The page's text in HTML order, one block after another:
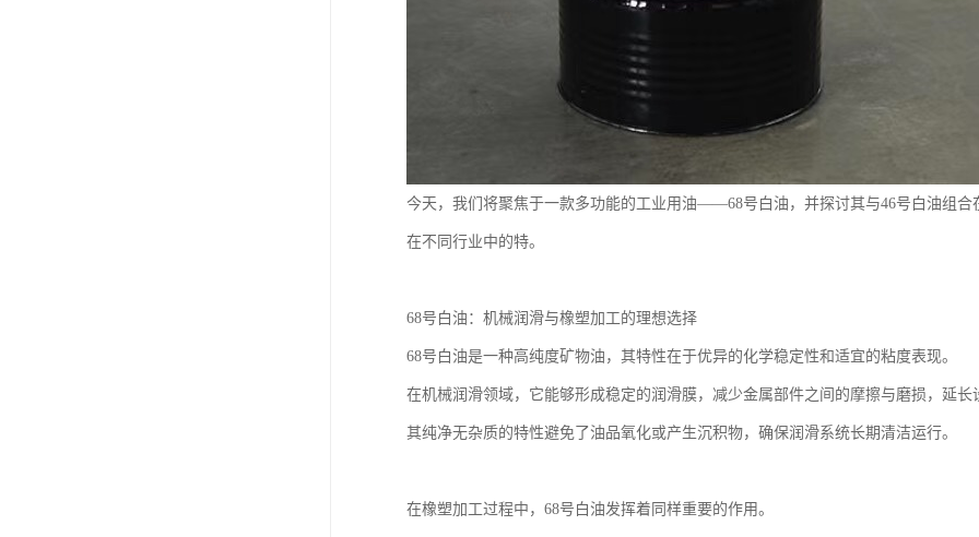
今天，我们将聚焦于一款多功能的工业用油——68号白油，并探讨其与46号白油组
在不同行业中的特。
68号白油：机械润滑与橡塑加工的理想选择
68号白油是一种高纯度矿物油，其特性在于优异的化学稳定性和适宜的粘度表现。
在机械润滑领域，它能够形成稳定的润滑膜，减少金属部件之间的摩擦与磨损，延长
其纯净无杂质的特性避免了油品氧化或产生沉积物，确保润滑系统长期清洁运行。
在橡塑加工过程中，68号白油发挥着同样重要的作用。